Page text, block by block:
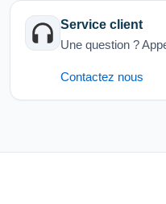
Service client
Une question ?
Contactez nous